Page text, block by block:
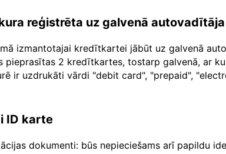
reģistrēta uz galvenā
izmantotajai kredītkartei jābūt uz galvenā
2 kredītkartes, tostarp galvenā, ar
ir uzdrukāti vārdi "debit card", "prepaid",
ID karte
dokumenti: būs nepieciešams arī papildu